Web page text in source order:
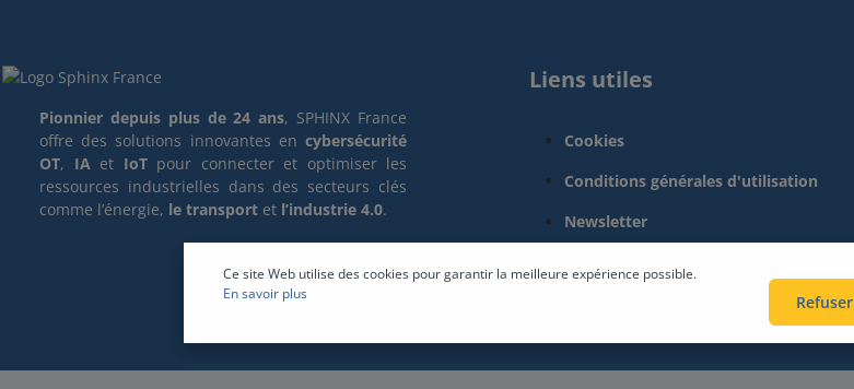
Pionnier depuis plus de 24 ans, SPHINX France
offre des solutions innovantes en cybersécurité
OT, IA et IoT pour connecter et optimiser les
ressources industrielles dans des secteurs clés
comme l’énergie, le transport et l’industrie 4.0.
Liens utiles
Cookies
Conditions générales d'utilisation
Newsletter
Ce site Web utilise des cookies pour garantir la meilleure expérience possible.
En savoir plus
Refuser